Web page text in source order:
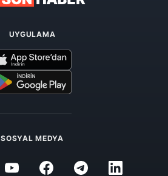
UYGULAMA
SOSYAL MEDYA